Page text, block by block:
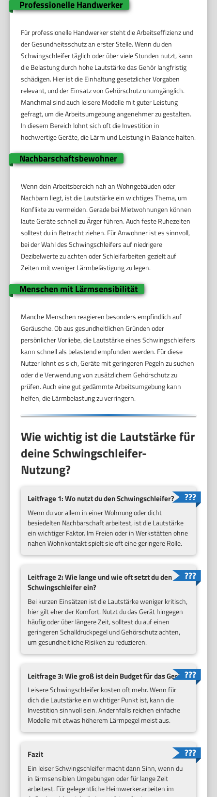
Professionelle Handwerker
Für professionelle Handwerker steht die Arbeitseffizienz und
der Gesundheitsschutz an erster Stelle. Wenn du den
Schwingschleifer täglich oder über viele Stunden nutzt, kann
die Belastung durch hohe Lautstärke das Gehör langfristig
schädigen. Hier ist die Einhaltung gesetzlicher Vorgaben
relevant, und der Einsatz von Gehörschutz unumgänglich.
Manchmal sind auch leisere Modelle mit guter Leistung
gefragt, um die Arbeitsumgebung angenehmer zu gestalten.
In diesem Bereich lohnt sich oft die Investition in
hochwertige Geräte, die Lärm und Leistung in Balance halten.
Nachbarschaftsbewohner
Wenn dein Arbeitsbereich nah an Wohngebäuden oder
Nachbarn liegt, ist die Lautstärke ein wichtiges Thema, um
Konflikte zu vermeiden. Gerade bei Mietwohnungen können
laute Geräte schnell zu Ärger führen. Auch feste Ruhezeiten
solltest du in Betracht ziehen. Für Anwohner ist es sinnvoll,
bei der Wahl des Schwingschleifers auf niedrigere
Dezibelwerte zu achten oder Schleifarbeiten gezielt auf
Zeiten mit weniger Lärmbelästigung zu legen.
Menschen mit Lärmsensibilität
Manche Menschen reagieren besonders empfindlich auf
Geräusche. Ob aus gesundheitlichen Gründen oder
persönlicher Vorliebe, die Lautstärke eines Schwingschleifers
kann schnell als belastend empfunden werden. Für diese
Nutzer lohnt es sich, Geräte mit geringeren Pegeln zu suchen
oder die Verwendung von zusätzlichem Gehörschutz zu
prüfen. Auch eine gut gedämmte Arbeitsumgebung kann
helfen, die Lärmbelastung zu verringern.
Wie wichtig ist die Lautstärke für
deine Schwingschleifer-
Nutzung?
Leitfrage 1: Wo nutzt du den Schwingschleifer?
Wenn du vor allem in einer Wohnung oder dicht
besiedelten Nachbarschaft arbeitest, ist die Lautstärke
ein wichtiger Faktor. Im Freien oder in Werkstätten ohne
nahen Wohnkontakt spielt sie oft eine geringere Rolle.
Leitfrage 2: Wie lange und wie oft setzt du den
Schwingschleifer ein?
Bei kurzen Einsätzen ist die Lautstärke weniger kritisch,
hier gilt eher der Komfort. Nutzt du das Gerät hingegen
häufig oder über längere Zeit, solltest du auf einen
geringeren Schalldruckpegel und Gehörschutz achten,
um gesundheitliche Risiken zu reduzieren.
Leitfrage 3: Wie groß ist dein Budget für das Gerät?
Leisere Schwingschleifer kosten oft mehr. Wenn für
dich die Lautstärke ein wichtiger Punkt ist, kann die
Investition sinnvoll sein. Andernfalls reichen einfache
Modelle mit etwas höherem Lärmpegel meist aus.
Fazit
Ein leiser Schwingschleifer macht dann Sinn, wenn du
in lärmsensiblen Umgebungen oder für lange Zeit
arbeitest. Für gelegentliche Heimwerkerarbeiten im